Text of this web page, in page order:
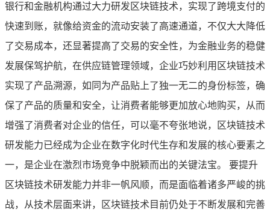
银行和金融机构通过大力研发区块链技术，实现了跨境支付的
快速到账，就像给资金的流动安装了高速通道，不仅大大降低
了交易成本，还显著提高了交易的安全性，为金融业务的稳健
发展保驾护航，在供应链管理领域，企业巧妙利用区块链技术
实现了产品溯源，如同为产品贴上了独一无二的身份标签，确
保了产品的质量和安全，让消费者能够更加放心地购买，从而
增强了消费者对企业的信任，可以毫不夸张地说，区块链技术
研发能力已经成为企业在数字化时代生存和发展的核心要素之
一，是企业在激烈市场竞争中脱颖而出的关键法宝。 要提升
区块链技术研发能力并非一帆风顺，而是面临着诸多严峻的挑
战，从技术层面来讲，区块链技术目前仍处于不断发展和完善